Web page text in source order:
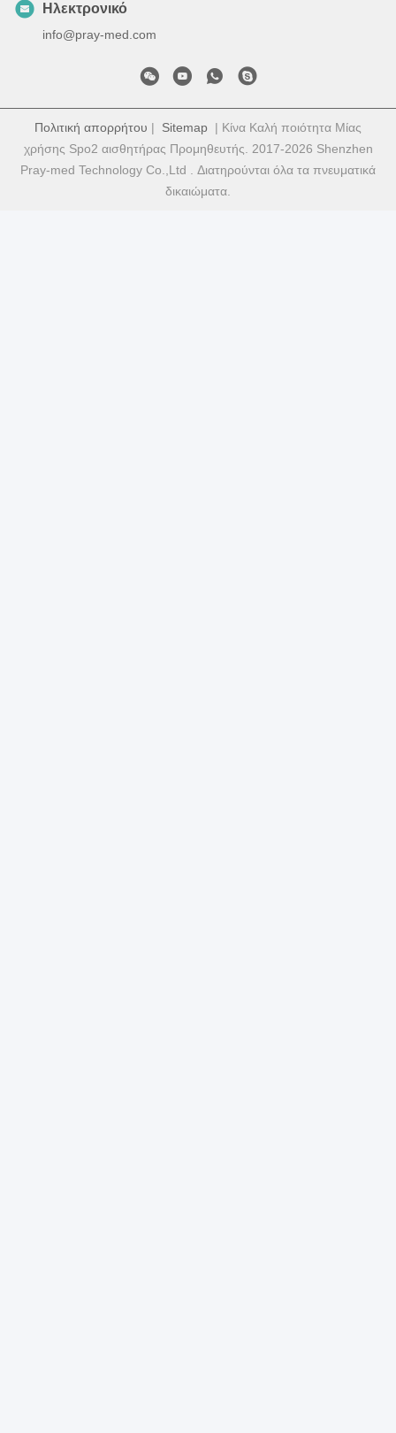
Ηλεκτρονικό
info@pray-med.com
Πολιτική απορρήτου | Sitemap | Κίνα Καλή ποιότητα Μίας
χρήσης Spo2 αισθητήρας Προμηθευτής. 2017-2026 Shenzhen
Pray-med Technology Co.,Ltd . Διατηρούνται όλα τα πνευματικά
δικαιώματα.